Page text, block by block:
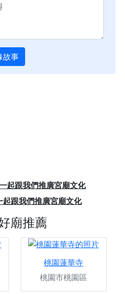
故事
起跟我們推廣宮廟文化
廟推薦
桃園蓮華寺
桃園市桃園區